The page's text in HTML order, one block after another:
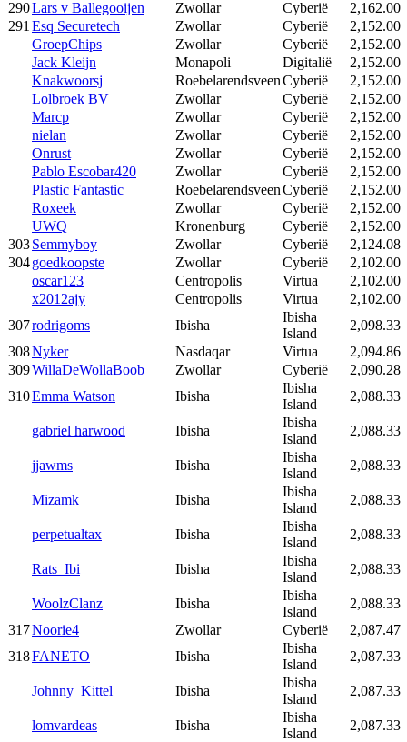
290Lars v Ballegooijen Zwollar Cyberië
2,162.00
291 Esq Securetech Zwollar Cyberië
2,152.00
GroepChips
Zwollar Cyberië
2,152.00
Jack Kleijn
Monapoli Digitalië
2,152.00
Knakwoorsj
RoebelarendsveenCyberië
2,152.00
Lolbroek BV
Zwollar Cyberië
2,152.00
Marcp
Zwollar Cyberië
2,152.00
nielan
Zwollar Cyberië
2,152.00
Onrust
Zwollar Cyberië
2,152.00
Pablo Escobar420
Zwollar Cyberië
2,152.00
Plastic Fantastic
RoebelarendsveenCyberië
2,152.00
Roxeek
Zwollar Cyberië
2,152.00
UWQ
Kronenburg Cyberië
2,152.00
303Semmyboy Zwollar Cyberië
2,124.08
304goedkoopste Zwollar Cyberië
2,102.00
oscar123
Centropolis Virtua
2,102.00
x2012ajy
Centropolis Virtua
2,102.00
307rodrigoms Ibisha
Ibisha
Island
2,098.33
308Nyker Nasdaqar Virtua
2,094.86
309WillaDeWollaBoob Zwollar Cyberië
2,090.28
310Emma Watson Ibisha
Ibisha
Island
2,088.33
gabriel harwood Ibisha
Ibisha
Island
2,088.33
jjawms Ibisha
Ibisha
Island
2,088.33
Mizamk Ibisha
Ibisha
Island
2,088.33
perpetualtax Ibisha
Ibisha
Island
2,088.33
Rats_Ibi Ibisha
Ibisha
Island
2,088.33
WoolzClanz Ibisha
Ibisha
Island
2,088.33
317Noorie4 Zwollar Cyberië
2,087.47
318FANETO Ibisha
Ibisha
Island
2,087.33
Johnny_Kittel Ibisha
Ibisha
Island
2,087.33
lomvardeas Ibisha
Ibisha
Island
2,087.33